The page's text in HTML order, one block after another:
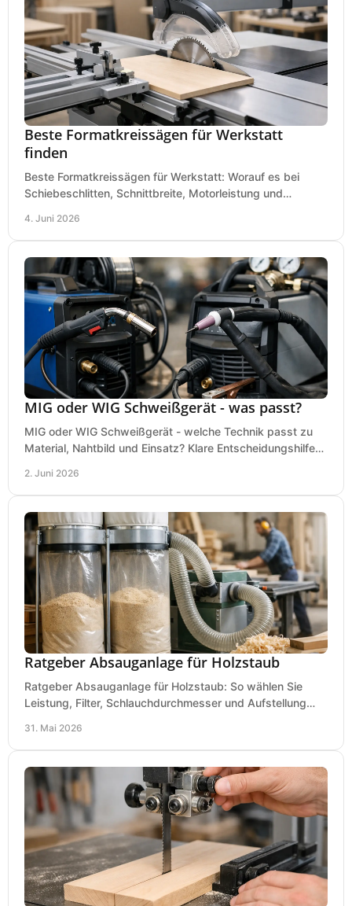
Beste Formatkreissägen für Werkstatt
finden
Beste Formatkreissägen für Werkstatt: Worauf es bei
Schiebeschlitten, Schnittbreite, Motorleistung und
4. Juni 2026
MIG oder WIG Schweißgerät - was passt?
MIG oder WIG Schweißgerät - welche Technik passt zu
Material, Nahtbild und Einsatz? Klare Entscheidungshilfe
2. Juni 2026
Ratgeber Absauganlage für Holzstaub
Ratgeber Absauganlage für Holzstaub: So wählen Sie
Leistung, Filter, Schlauchdurchmesser und Aufstellung
31. Mai 2026